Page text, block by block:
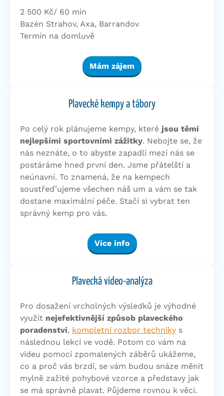
2 500 Kč/ 60 min
Bazén Strahov, Axa, Barrandov
Termín na domluvě
Mám zájem
Plavecké kempy a tábory
Po celý rok plánujeme kempy, které jsou těmi
nejlepšími sportovními zážitky. Nebojte se, že
nás neznáte, o to abyste zapadli mezi nás se
postáráme hned první den. Jsme přátelští a
neúnavní. To znamená, že na kempech
soustředˇujeme všechen náš um a vám se tak
dostane maximální péče. Stačí si vybrat ten
správný kemp pro vás.
Více info
Plavecká video-analýza
Pro dosažení vrcholných výsledků je výhodné
využít nejefektivnější způsob plaveckého
poradenství, kompletní rozbor techniky s
následnou lekcí ve vodě. Potom co vám na
videu pomocí zpomalených záběrů ukážeme,
co a proč vás brzdí, se vám budou snáze měnit
mylně zažité pohybové vzorce a představy jak
se má správně plavat. Půjdeme rovnou k věci.